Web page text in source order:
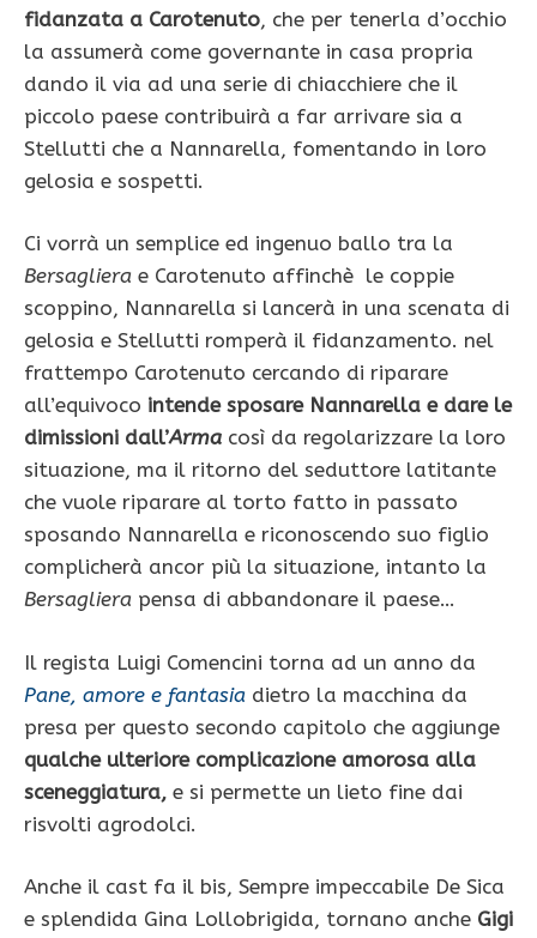
fidanzata a Carotenuto, che per tenerla d’occhio
la assumerà come governante in casa propria
dando il via ad una serie di chiacchiere che il
piccolo paese contribuirà a far arrivare sia a
Stellutti che a Nannarella, fomentando in loro
gelosia e sospetti.
Ci vorrà un semplice ed ingenuo ballo tra la
Bersagliera e Carotenuto affinchè le coppie
scoppino, Nannarella si lancerà in una scenata di
gelosia e Stellutti romperà il fidanzamento. nel
frattempo Carotenuto cercando di riparare
all’equivoco intende sposare Nannarella e dare le
dimissioni dall’Arma così da regolarizzare la loro
situazione, ma il ritorno del seduttore latitante
che vuole riparare al torto fatto in passato
sposando Nannarella e riconoscendo suo figlio
complicherà ancor più la situazione, intanto la
Bersagliera pensa di abbandonare il paese…
Il regista Luigi Comencini torna ad un anno da
Pane, amore e fantasia dietro la macchina da
presa per questo secondo capitolo che aggiunge
qualche ulteriore complicazione amorosa alla
sceneggiatura, e si permette un lieto fine dai
risvolti agrodolci.
Anche il cast fa il bis, Sempre impeccabile De Sica
e splendida Gina Lollobrigida, tornano anche Gigi